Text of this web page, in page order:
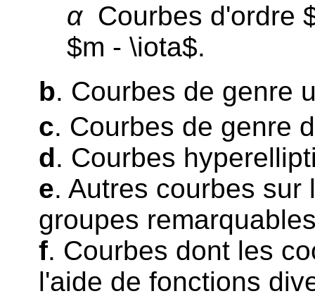
αCourbes d'ordre
$m - \iota$.
b. Courbes de genre
c. Courbes de genre
d. Courbes
e. Autres courbes
groupes
f. Courbes dont les
l'aide de fonctions